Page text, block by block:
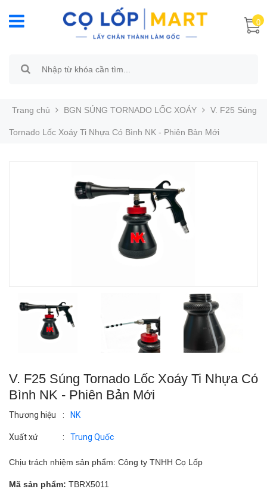
0
Trang chủ BGN SÚNG TORNADO LỐC XOÁY V. F25 Súng
Tornado Lốc Xoáy Ti Nhựa Có Bình NK - Phiên Bản Mới
V. F25 Súng Tornado Lốc Xoáy Ti Nhựa Có
Bình NK - Phiên Bản Mới
Thương hiệu : NK
Xuất xứ : Trung Quốc
Chịu trách nhiệm sản phẩm: Công ty TNHH Cọ Lốp
Mã sản phẩm: TBRX5011